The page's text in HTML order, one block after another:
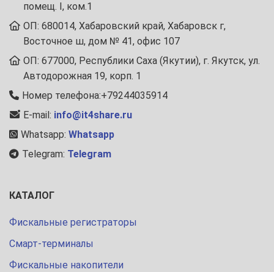
помещ. I, ком.1
ОП: 680014, Хабаровский край, Хабаровск г,
Восточное ш, дом № 41, офис 107
ОП: 677000, Республики Саха (Якутии), г. Якутск, ул.
Автодорожная 19, корп. 1
Номер телефона:+79244035914
E-mail: info@it4share.ru
Whatsapp: Whatsapp
Telegram: Telegram
КАТАЛОГ
Фискальные регистраторы
Смарт-терминалы
Фискальные накопители